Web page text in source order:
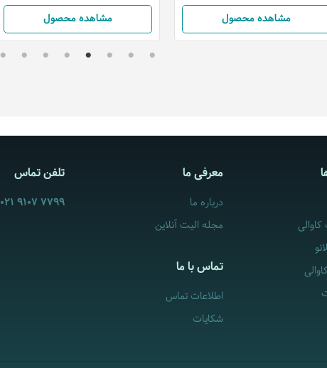
مشاهده محصول مشاهده محصول
معرفی ما
درباره ما
مجله الیت آنلاین
تماس با ما
اطلاعات تماس
شکایات
تلفن تماس
021 9107 7799